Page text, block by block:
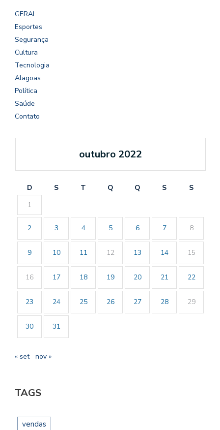
GERAL
Esportes
Segurança
Cultura
Tecnologia
Alagoas
Política
Saúde
Contato
outubro 2022
D S T Q Q S
S
1
2 3 4 5 6 7 8
9 10 11 12 13 14 15
16 17 18 19 20 21 22
23 24 25 26 27 28 29
30 31
« set nov »
TAGS
vendas